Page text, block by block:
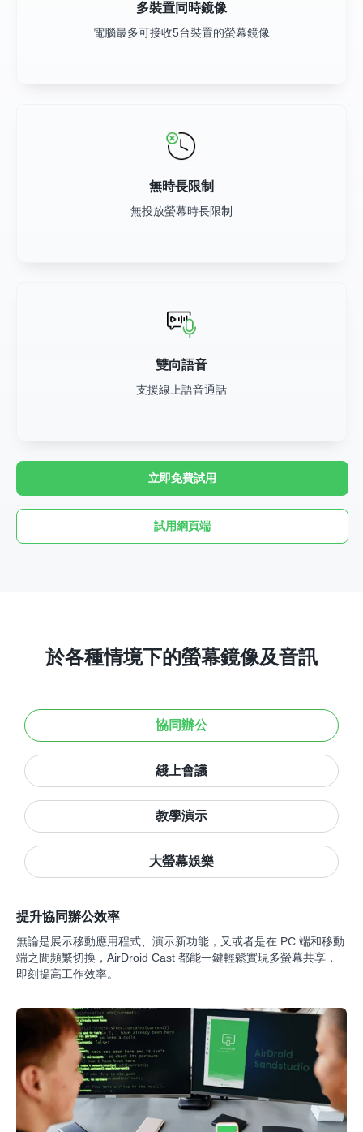
多裝置同時鏡像
電腦最多可接收5台裝置的螢幕鏡像
無時長限制
無投放螢幕時長限制
雙向語音
支援線上語音通話
立即免費試用
試用網頁端
於各種情境下的螢幕鏡像及音訊
協同辦公
綫上會議
教學演示
大螢幕娛樂
提升協同辦公效率
無論是展示移動應用程式、演示新功能，又或者是在 PC 端和移動
端之間頻繁切換，AirDroid Cast 都能一鍵輕鬆實現多螢幕共享，
即刻提高工作效率。